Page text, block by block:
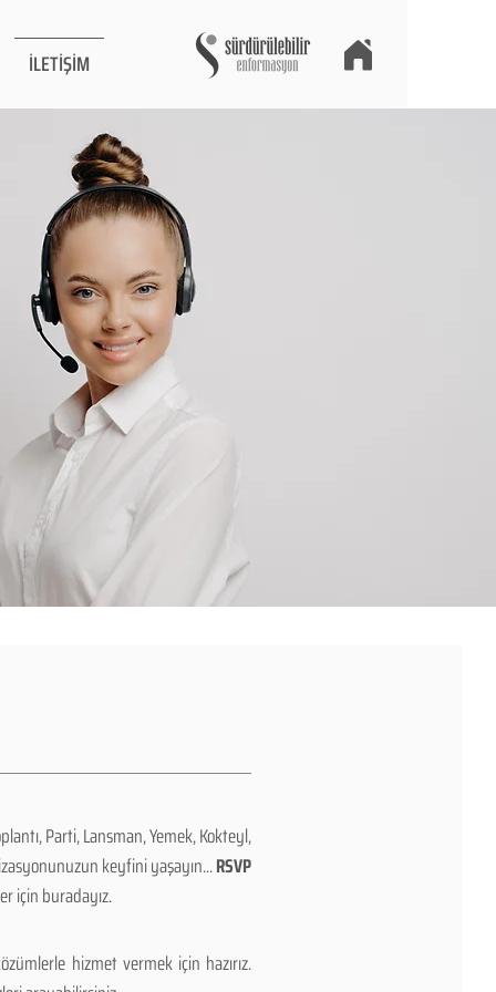
İLETİŞİM
Parti, Lansman, Yemek, Kokteyl,
keyfini yaşayın...RSVP
için buradayız.
hizmet vermek için hazırız.